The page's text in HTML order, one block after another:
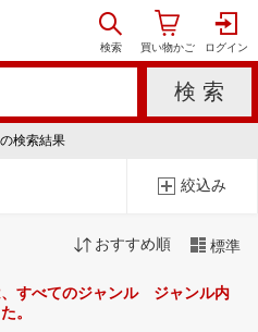
の検索結果
絞込み
おすすめ順 標準
すべてのジャンル ジャンル内
。